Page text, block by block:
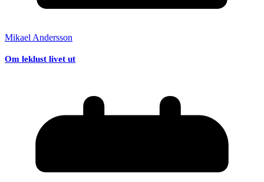
Mikael Andersson
Om leklust livet ut